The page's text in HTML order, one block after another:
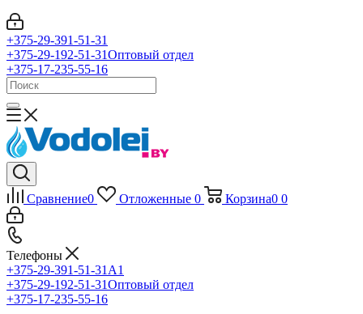
+375-29-391-51-31
+375-29-192-51-31Оптовый отдел
+375-17-235-55-16
Сравнение0 Отложенные 0 Корзина0 0
Телефоны
+375-29-391-51-31 A1
+375-29-192-51-31Оптовый отдел
+375-17-235-55-16